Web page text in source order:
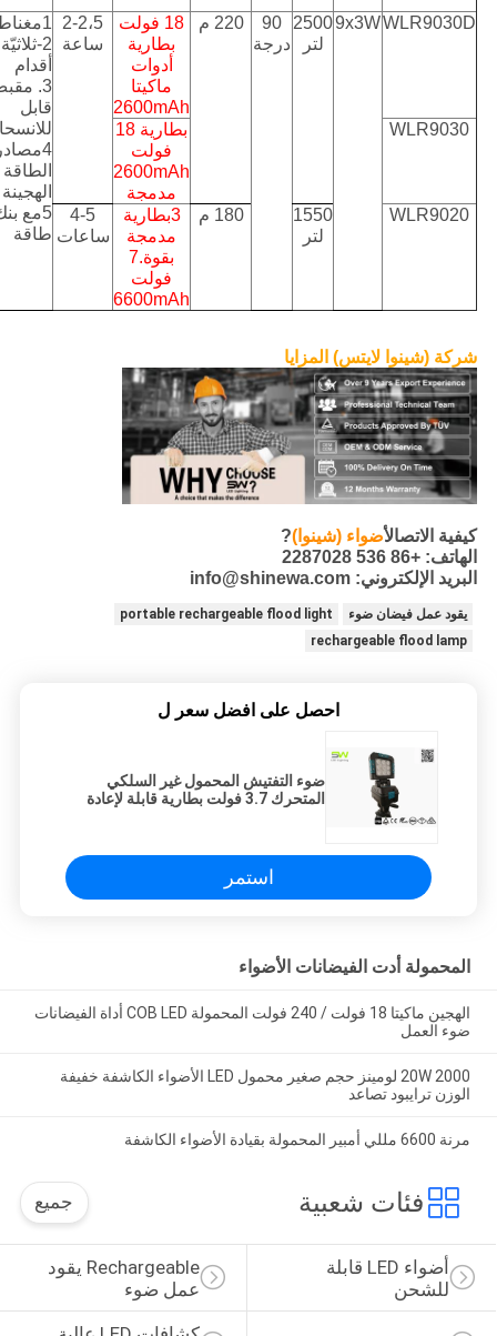
WLR9030D
9x3W
2500
لتر
90
درجة
220 م
18 فولت
بطارية
أدوات
ماكيتا
2600mAh
2-2،5
ساعة
1مغناطيسي
2-ثلاثيّة
أقدام
3.
قابل
الطاقة
الهجينة
5مع
طاقة
WLR9030
بطارية 18
فولت
2600mAh
مدمجة
WLR9020
1550
لتر
180 م
3بطارية
مدمجة
بقوة.7
فولت
6600mAh
4-5
ساعات
شركة (شينوا لايتس) المزايا
كيفية الاتصالأضواء (شينوا)?
الهاتف: +86 536 2287028
البريد الإلكتروني: info@shinewa.com
يقود عمل فيضان ضوء
portable rechargeable flood light
rechargeable flood lamp
احصل على افضل سعر ل
ضوء التفتيش المحمول غير السلكي
المتحرك 3.7 فولت بطارية قابلة لإعادة
استمر
المحمولة أدت الفيضانات الأضواء
الهجين ماكيتا 18 فولت / 240 فولت المحمولة COB LED أداة الفيضانات
ضوء العمل
20W 2000 لومينز حجم صغير محمول LED الأضواء الكاشفة خفيفة
الوزن ترايبود تصاعد
مرنة 6600 مللي أمبير المحمولة بقيادة الأضواء الكاشفة
فئات شعبية جميع
Rechargeable يقود
عمل ضوء
أضواء LED قابلة
للشحن